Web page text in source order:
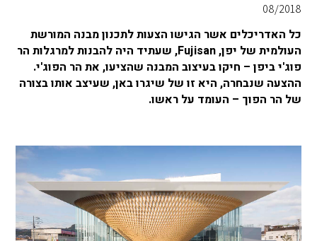
08/2018
כל האדריכלים אשר הגישו הצעות לתכנון מבנה המורשת
העולמית של יפן, Fujisan, שעתיד היה להבנות למרגלות הר
פוג'י ביפן – חיקו בעיצוב המבנה שהציעו, את הר הפוג'י.
ההצעה שנבחרה, היא זו של שיגרו באן, שעיצב אותו בצורה
של הר הפוך – העומד על ראשו.